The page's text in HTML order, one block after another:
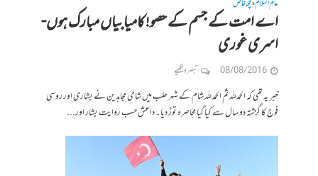
عالم اسلام•کچھ خاص
اے امت کے جسم کے حصو! کامیابیاں مبارک ہوں-
اسری غوری
08/08/2016 تبصرہ لکھیے
خبر یہ تھی کہ الحمدللہ ثم الحمد للہ شام کے شہر حلب میں شامی مجاہدین نے بشاری اور روسی
فوج کا گزشتہ دو سال سے کیا گیا محاصرہ توڑ دیا۔ داعش حسب روایت بشار اور...